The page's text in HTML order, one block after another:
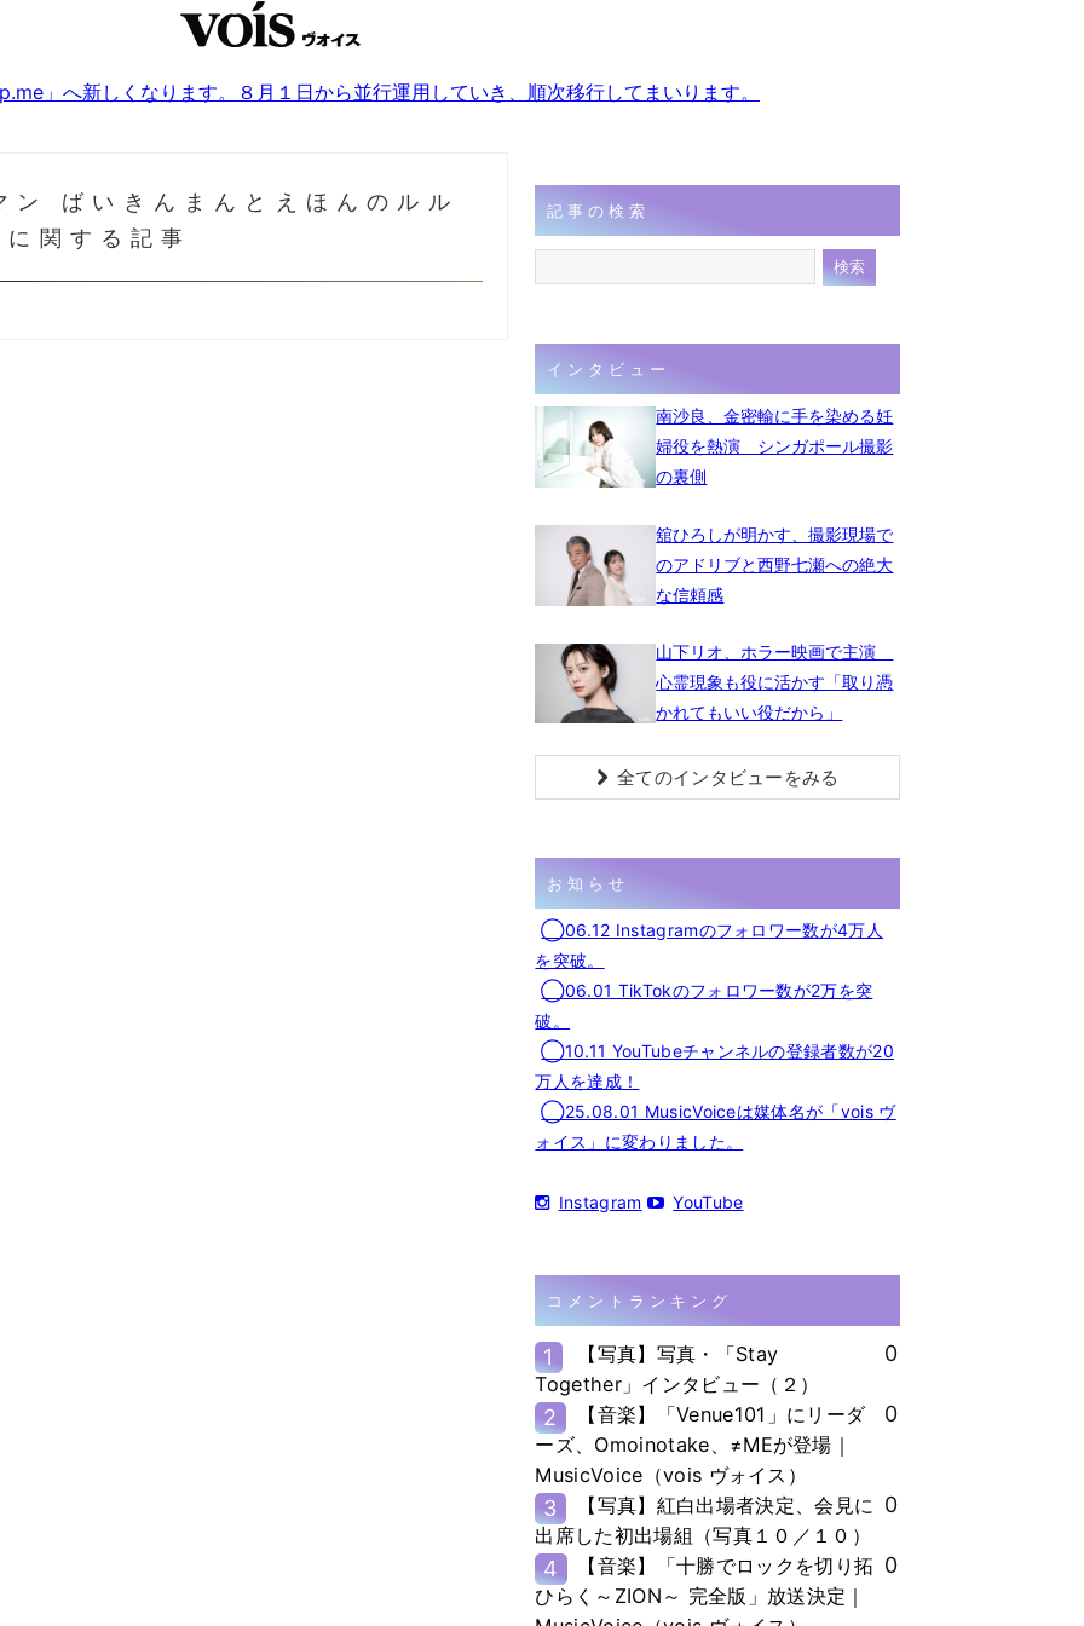
」へ新しくなります。８月１日から並行運用していき、順次移行してまいります。
ン ばいきんまんとえほんのルル
に関する記事
記事の検索
インタビュー
南沙良、金密輸に手を染める妊
婦役を熱演 シンガポール撮影
の裏側
舘ひろしが明かす、撮影現場で
のアドリブと西野七瀬への絶大
な信頼感
山下リオ、ホラー映画で主演
心霊現象も役に活かす「取り憑
かれてもいい役だから」
全てのインタビューをみる
お知らせ
◯06.12 Instagramのフォロワー数が4万人
を突破。
◯06.01 TikTokのフォロワー数が2万を突
破。
◯10.11 YouTubeチャンネルの登録者数が20
万人を達成！
◯25.08.01 MusicVoiceは媒体名が「vois ヴ
ォイス」に変わりました。
Instagram YouTube
コメントランキング
1
【写真】写真・「Stay
Together」インタビュー（２）
0
2
【音楽】「Venue101」にリーダ
ーズ、Omoinotake、≠MEが登場｜
MusicVoice（vois ヴォイス）
0
3
【写真】紅白出場者決定、会見に
出席した初出場組（写真１０／１０）
0
4
【音楽】「十勝でロックを切り拓
ひらく～ZION～ 完全版」放送決定｜
0